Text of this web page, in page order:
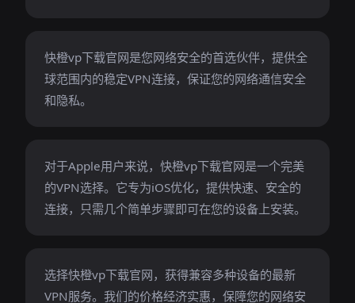
快橙vp下载官网是您网络安全的首选伙伴，提供全
球范围内的稳定VPN连接，保证您的网络通信安全
和隐私。
对于Apple用户来说，快橙vp下载官网是一个完美
的VPN选择。它专为iOS优化，提供快速、安全的
连接，只需几个简单步骤即可在您的设备上安装。
选择快橙vp下载官网，获得兼容多种设备的最新
VPN服务。我们的价格经济实惠，保障您的网络安